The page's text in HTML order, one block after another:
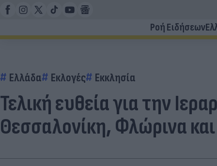
Ροή Ειδήσεων
Ελλάδα Εκλογές Εκκλησία
Τελική ευθεία για την
Θεσσαλονίκη, Φλώρινα